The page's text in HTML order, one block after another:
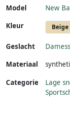
Model
New
Kleur
Beige
Geslacht
Materiaal
Categorie Lage